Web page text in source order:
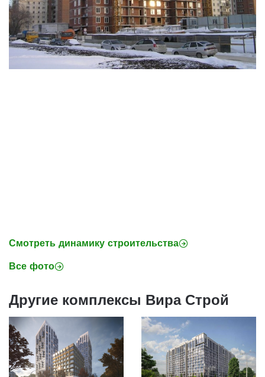
Смотреть динамику строительства
Все фото
Другие комплексы Вира Строй